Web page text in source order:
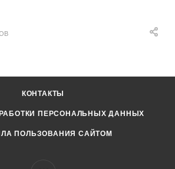
КОНТАКТЫ
ПЕРСОНАЛЬНЫХ ДАННЫХ
ПОЛЬЗОВАНИЯ САЙТОМ